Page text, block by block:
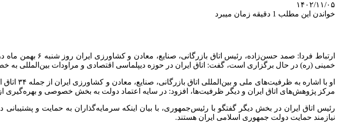
۱۴۰۲/۱۱/۰۵
خواندن این مطلب 1 دقیقه زمان میبرد
ارتباط فردا: صمد
خمینی (ره) در حال برگزاری است، گفت: اتاق ایران در حوزه دیپلماسی اقتصادی و مراودات بین‌المللی
او با اشاره به ظرفیت‌های ملی و بین‌المللی اتاق بازرگانی، صنایع، معادن و کشاورزی ایران از جمله ۳۴ اتاق استانی و شهرستانی، ۴۹ اتاق و کمیته مشترک ایران و دیگر کشورها، کمیسیون‌های تخصصی ۲۰
مرکز پژوهش‌های اتاق ایران و دیگر ظرفیت‌ها، افزود: در سایه اعتماد دولت به بخش خصوصی و
رئیس اتاق ایران در بخش دیگر گفتگو با رئیس‌جمهوری، با بیان اینکه سرمایه‌گذاران به حمایت و
نیازمند حمایت دولت جمهوری اسلامی ایران هستند.